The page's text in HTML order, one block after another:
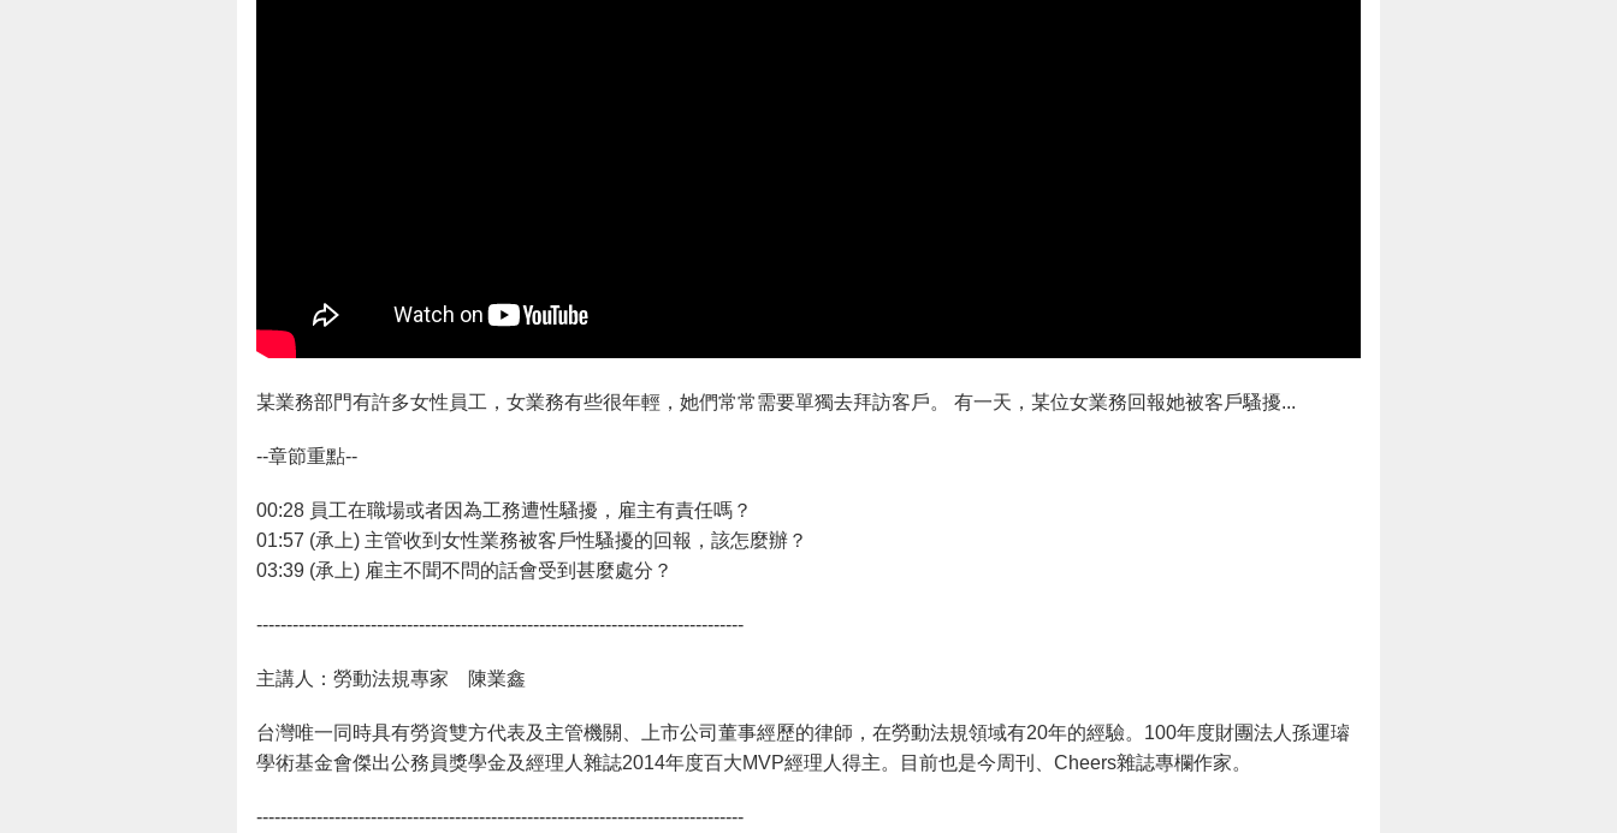
某業務部門有許多女性員工，女業務有些很年輕，她們常常需要單獨去拜訪客戶。 有一天，某位女業務回報她被客戶騷擾...
--章節重點--
00:28 員工在職場或者因為工務遭性騷擾，雇主有責任嗎？
01:57 (承上) 主管收到女性業務被客戶性騷擾的回報，該怎麼辦？
03:39 (承上) 雇主不聞不問的話會受到甚麼處分？
---------------------------------------------------------------------------------
主講人：勞動法規專家 陳業鑫
台灣唯一同時具有勞資雙方代表及主管機關、上市公司董事經歷的律師，在勞動法規領域有20年的經驗。100年度財團法人孫運璿
學術基金會傑出公務員獎學金及經理人雜誌2014年度百大MVP經理人得主。目前也是今周刊、Cheers雜誌專欄作家。
---------------------------------------------------------------------------------